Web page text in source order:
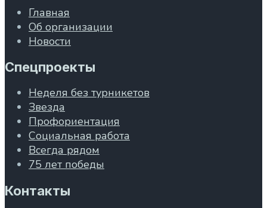
Главная
Об организации
Новости
Спецпроекты
Неделя без турникетов
Звезда
Профориентация
Социальная работа
Всегда рядом
75 лет победы
Контакты